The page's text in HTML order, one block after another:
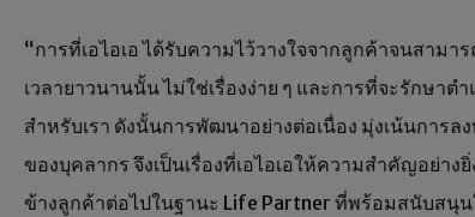
“การที่เอไอเอ ได้รับความไว้วางใจจากลูกค้าจนสาม
เวลายาวนานนั้น ไม่ใช่เรื่องง่าย ๆ และการที่จะรักษา
สำหรับเรา ดังนั้นการพัฒนาอย่างต่อเนื่อง มุ่งเน้นกา
ของบุคลากร จึงเป็นเรื่องที่เอไอเอให้ความสำคัญอย่า
ข้างลูกค้าต่อไปในฐานะ Life Partner ที่พร้อมสนับสนุ